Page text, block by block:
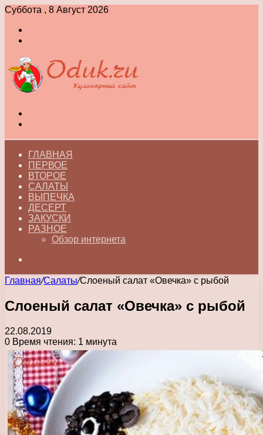
Суббота , 8 Август 2026
ГЛАВНАЯ
ПЕРВОЕ
ВТОРОЕ
САЛАТЫ
ВЫПЕЧКА
ДЕСЕРТ
ЗАКУСКИ
РАЗНОЕ
Обзор интернета
Главная/Салаты/Слоеный салат «Овечка» с рыбой
Слоеный салат «Овечка» с рыбой
22.08.2019
0 Время чтения: 1 минута